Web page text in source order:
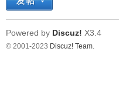
Powered by Discuz! X3.4
© 2001-2023 Discuz! Team.